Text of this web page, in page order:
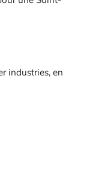
industries, en